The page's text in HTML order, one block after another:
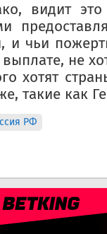
видит
и чьи
не
хотят
такие как
РФ